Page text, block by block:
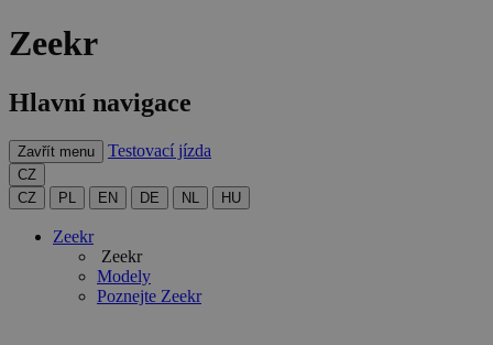
Zeekr
Hlavní navigace
Zavřít menu Testovací jízda
CZ
CZ
PL EN DE NL HU
Zeekr
Zeekr
Modely
Poznejte Zeekr